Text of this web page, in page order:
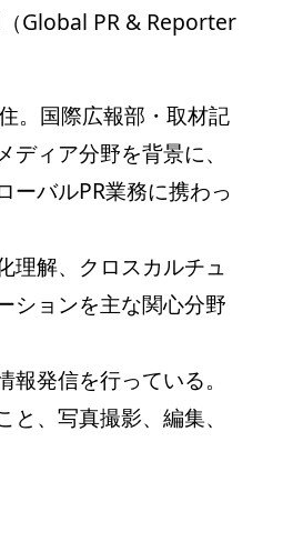
Global PR & Reporter
。国際広報部・取材記
ィア分野を背景に、
ーバルPR業務に携わっ
理解、クロスカルチュ
ションを主な関心分野
発信を行っている。
、写真撮影、編集、